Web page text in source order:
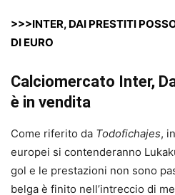
>>>INTER, DAI PRESTITI
DI EURO
Calciomercato Inter,
è in vendita
Come riferito da Todofichajes,
europei si contenderanno
gol e le prestazioni non sono
belga è finito nell’intreccio di